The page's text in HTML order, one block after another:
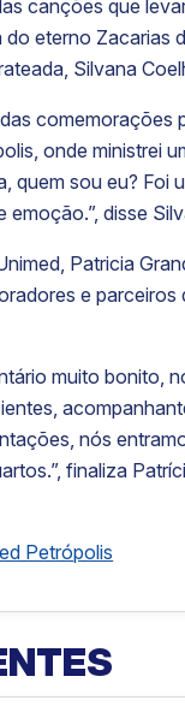
canções que
eterno Zacarias
Silvana
onde ministrei
quem sou eu?
emoção.”, disse
Patricia
e
muito bonito,
nós
finaliza
Petrópolis